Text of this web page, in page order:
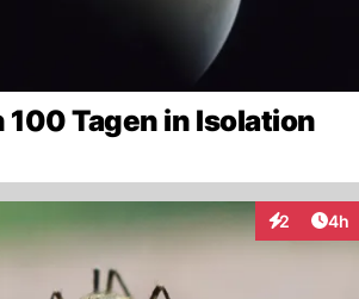
100 Tagen in Isolation
2 4h